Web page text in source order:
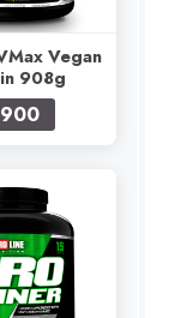
Vegan
908g